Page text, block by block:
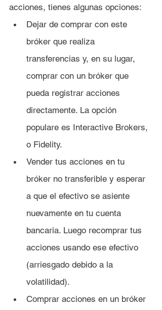
acciones, tienes algunas opciones:
Dejar de comprar con este
bróker que realiza
transferencias y, en su lugar,
comprar con un bróker que
pueda registrar acciones
directamente. La opción
populare es Interactive Brokers,
o Fidelity.
Vender tus acciones en tu
bróker no transferible y esperar
a que el efectivo se asiente
nuevamente en tu cuenta
bancaria. Luego recomprar tus
acciones usando ese efectivo
(arriesgado debido a la
volatilidad).
Comprar acciones en un bróker